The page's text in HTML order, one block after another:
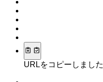
URLをコピーしました